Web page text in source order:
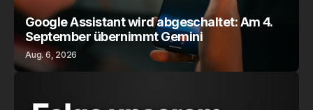
Google Assistant wird abgeschaltet: Am 4.
September übernimmt Gemini
Aug. 6, 2026